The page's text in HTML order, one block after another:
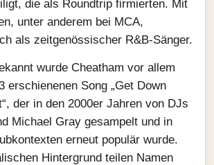
die als Roundtrip firmierten. Mit
unter anderem bei MCA,
als zeitgenössischer R&B-Sänger.
wurde Cheatham vor allem
erschienenen Song „Get Down
der in den 2000er Jahren von DJs
Michael Gray gesampelt und in
erneut populär wurde.
Hintergrund teilen Namen